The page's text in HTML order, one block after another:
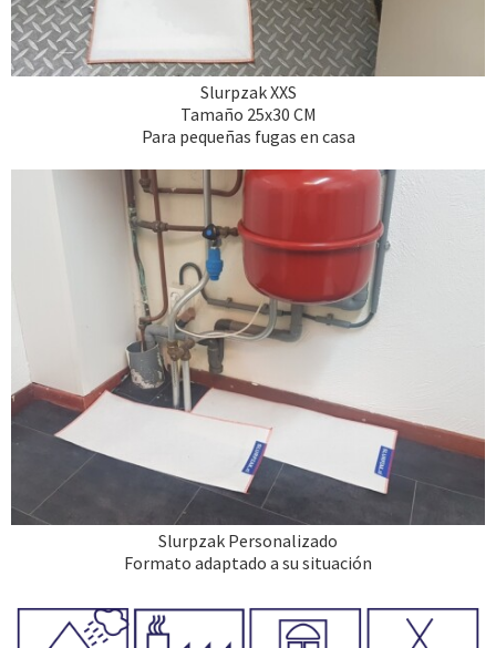
Slurpzak XXS
Tamaño 25x30 CM
Para pequeñas fugas en casa
Slurpzak Personalizado
Formato adaptado a su situación